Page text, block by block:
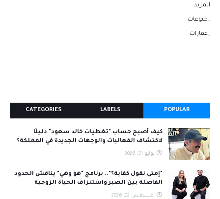
المزيد
_منوعات
_عقارات
POPULAR
LABELS
CATEGORIES
كيف أصبح حساب "تغطيات خالد سعود" دليلًا
لاكتشاف الفعاليات والوجهات الجديدة في المملكة؟
يوليو 31, 2026
"إمتى نقول كفاية؟".. برنامج "هو وهي" يناقش الحدود
الفاصلة بين الصبر واستنزاف الحياة الزوجية
أغسطس 02, 2026